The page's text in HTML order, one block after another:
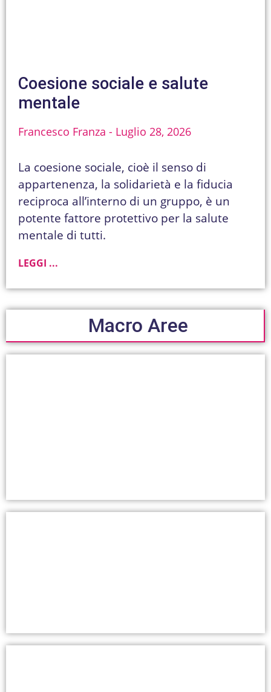
Coesione sociale e salute
mentale
Francesco Franza Luglio 28, 2026
La coesione sociale, cioè il senso di
appartenenza, la solidarietà e la fiducia
reciproca all’interno di un gruppo, è un
potente fattore protettivo per la salute
mentale di tutti.
LEGGI ...
Macro Aree